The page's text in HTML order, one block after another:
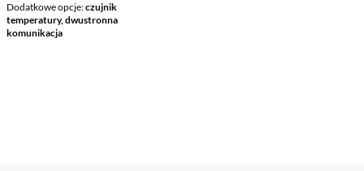
Dodatkowe opcje czujnik
temperatury, dwustronna
komunikacja